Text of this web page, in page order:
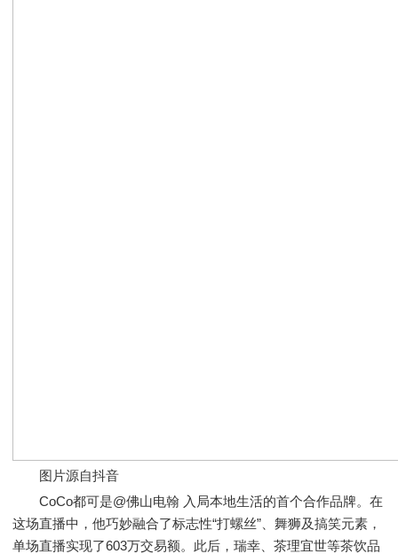
图片源自抖音
CoCo都可是@佛山电翰 入局本地生活的首个合作品牌。在
这场直播中，他巧妙融合了标志性“打螺丝”、舞狮及搞笑元素，
单场直播实现了603万交易额。此后，瑞幸、茶理宜世等茶饮品